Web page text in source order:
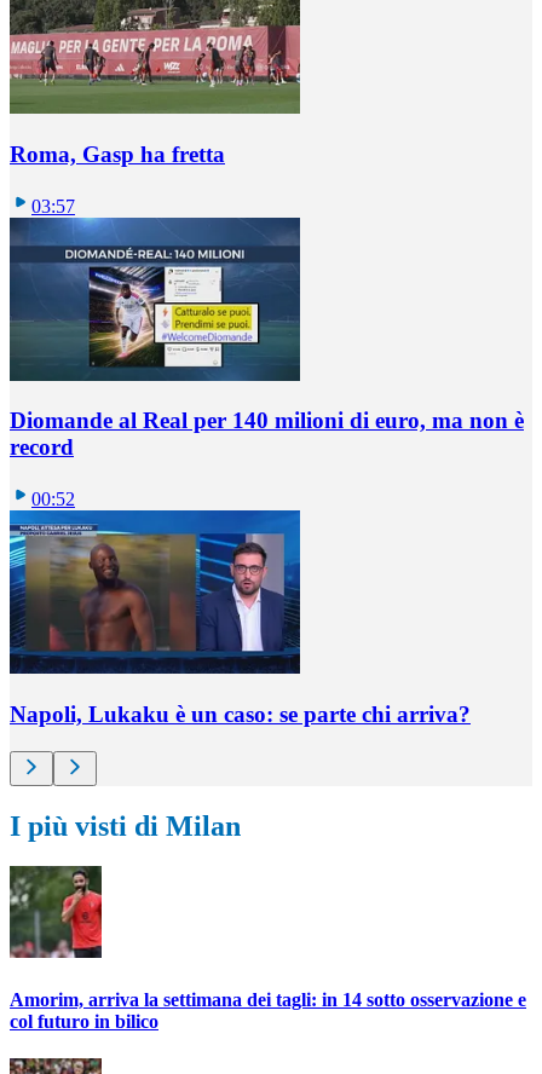
Roma, Gasp ha fretta
03:57
Diomande al Real per 140 milioni di euro, ma non è
record
00:52
Napoli, Lukaku è un caso: se parte chi arriva?
I più visti di Milan
Amorim, arriva la settimana dei tagli: in 14 sotto osservazione e
col futuro in bilico